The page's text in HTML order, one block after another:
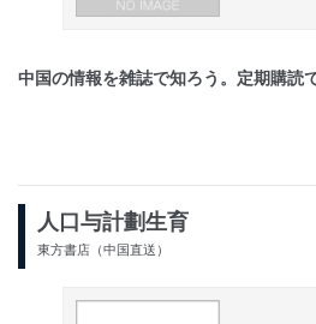
中国の情報を雑誌で知ろう。定期購読
人口与計劃生育
東方書店（中国直送）